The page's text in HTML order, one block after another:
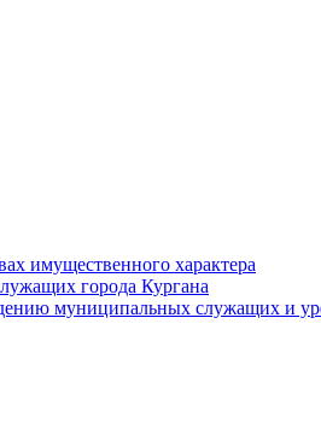
имущественного характера
города Кургана
муниципальных служащих и